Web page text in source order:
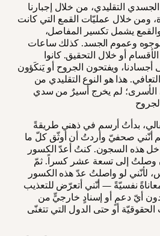
التقليدي، من خلال إجبارنا
خلال عمليّات القمع التي كانت
يشمل تكسير المفاصل،
وعموم الجسد. كذلك ساعات
أو خلال التحقيق. كانوا
ويفتحون الجروح أو يَنكَؤون
هذا هو النوع التقليدي من
لم يخرج أسيرٌ من سدي
بدأتُ أرسم في ذهني طريقةً
أنّني صحفيّ وأردتُ أن أوثّق كلّ ما
هذه السجون. كنتُ أعدّ الكسور
وصلتُ إلى تسعة عشر كسراً. ثمّ
لأنّني لو واصلتُ عدّ هذه الكسور
نفسيّةً — أنّني أتعرّض للتعذيب
أيّ دعمٍ أو إسنادٍ خارجيٍّ من
أو حتى الدول التي تتغنّى